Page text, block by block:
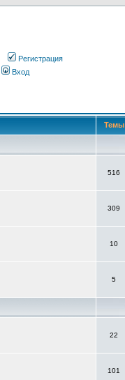
Регистрация
Вход
Темы
516
309
10
5
22
101